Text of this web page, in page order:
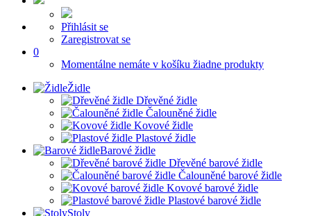
Přihlásit se
Zaregistrovat se
0
Momentálne nemáte v košíku žiadne produkty
Židle
Dřevěné židle
Čalouněné židle
Kovové židle
Plastové židle
Barové židle
Dřevěné barové židle
Čalouněné barové židle
Kovové barové židle
Plastové barové židle
Stoly